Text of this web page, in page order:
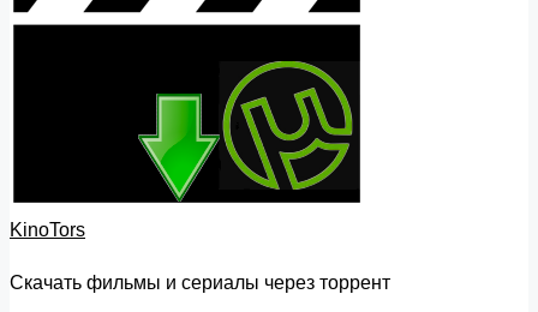
KinoTors
Скачать фильмы и сериалы через торрент